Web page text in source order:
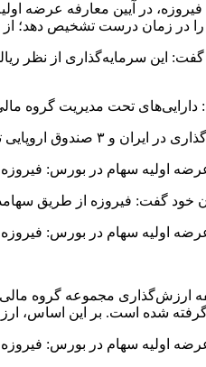
در آیین معارفه عرضه
در زمان درست تشخیص دهد؛
گروه مالی فیروزه از مرز ۱۰۰ هزار
درصدی در ۲۱ صنعت و ۵۵ شرکت از میان ۹۰۳ شرکت فعال